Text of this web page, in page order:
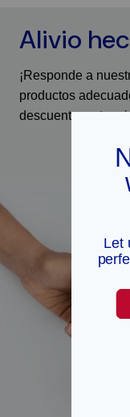
Alivio
¡Responde a
productos
descuento en tu